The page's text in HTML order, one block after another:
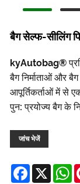
बैग सेल्फ-सीलिंग
kyAutobag®
बैग निर्माताओं और
आपूर्तिकर्ताओं में से
पुन: प्रयोज्य बैग के
जांच भेजें
Facebook
X